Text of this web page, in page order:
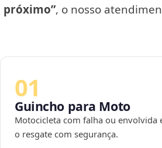
próximo”, o nosso
01
Guincho para Moto
Motocicleta com falha ou envolvida
o resgate com segurança.